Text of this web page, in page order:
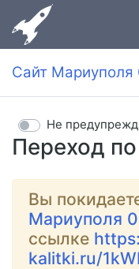
Сайт Мариуполя
Переход
Не
Вы
Мариуполя
ссылке
kalitki.ru/